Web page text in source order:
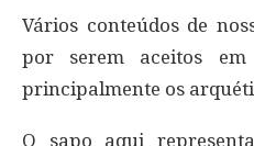
Vários conteúdos de
por serem aceitos
principalmente os
O sapo aqui